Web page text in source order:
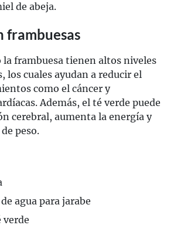
de abeja.
frambuesas
la frambuesa tienen altos niveles
los cuales ayudan a reducir el
como el cáncer y
Además, el té verde puede
cerebral, aumenta la energía y
peso.
agua para jarabe
verde